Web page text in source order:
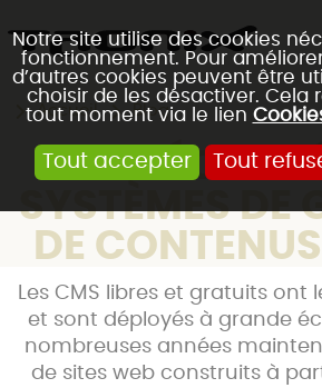
Notre site utilise des cookies
fonctionnement. Pour
d’autres cookies peuvent être
choisir de les désactiver. Cela
tout moment via le lien
Tout accepter Tout
Accueil Blog
LA
SYSTÈMES DE
DE
Les CMS libres et gratuits ont
et sont déployés à grande
nombreuses années
de sites web construits à